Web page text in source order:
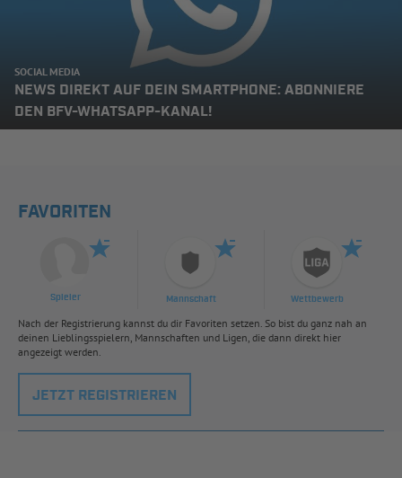
SOCIAL MEDIA
NEWS DIREKT AUF DEIN SMARTPHONE: ABONNIERE
DEN BFV-WHATSAPP-KANAL!
FAVORITEN
Spieler Mannschaft Wettbewerb
Nach der Registrierung kannst du dir Favoriten setzen. So bist du ganz nah an
deinen Lieblingsspielern, Mannschaften und Ligen, die dann direkt hier
angezeigt werden.
JETZT REGISTRIEREN